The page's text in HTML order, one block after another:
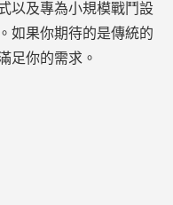
以及專為小規模戰鬥設
如果你期待的是傳統的
足你的需求。